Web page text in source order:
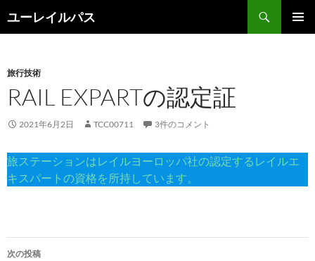
ン
ツ
へ
ス
キ
プ
ユーレイルパス
索
旅行技術
RAIL EXPARTの認定証
2021年6月2日 TCC00711 3件のコメント
旅ステーションはレイルヨーロッパ社の認定するレイルエ
キスパートの資格を所持しています。
投
次の投稿